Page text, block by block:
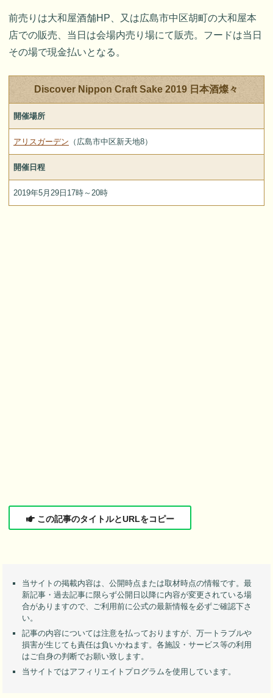
前売りは大和屋酒舗HP、又は広島市中区胡町の大和屋本
店での販売、当日は会場内売り場にて販売。フードは当日
その場で現金払いとなる。
Discover Nippon Craft Sake 2019 日本酒燦々
開催場所
アリスガーデン （広島市中区新天地8）
開催日程
2019年5月29日17時～20時
この記事のタイトルとURLをコピー
当サイトの掲載内容は、公開時点または取材時点の情報です。最
新記事・過去記事に限らず公開日以降に内容が変更されている場
合がありますので、ご利用前に公式の最新情報を必ずご確認下さ
い。
記事の内容については注意を払っておりますが、万一トラブルや
損害が生じても責任は負いかねます。各施設・サービス等の利用
はご自身の判断でお願い致します。
当サイトではアフィリエイトプログラムを使用しています。